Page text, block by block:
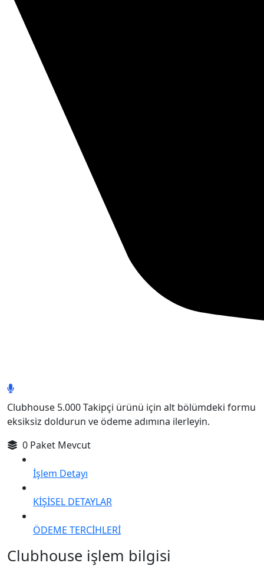
Clubhouse 5.000 Takipçi ürünü için alt bölümdeki formu
eksiksiz doldurun ve ödeme adımına ilerleyin.
0 Paket Mevcut
İşlem Detayı
KİŞİSEL DETAYLAR
ÖDEME TERCİHLERİ
Clubhouse işlem bilgisi